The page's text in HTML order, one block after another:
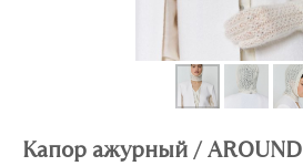
Капор ажурный / AROUND